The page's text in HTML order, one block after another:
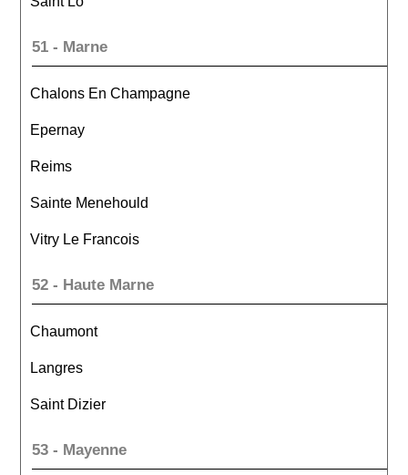
51 - Marne
Chalons En Champagne
Epernay
Reims
Sainte Menehould
Vitry Le Francois
52 - Haute Marne
Chaumont
Langres
Saint Dizier
53 - Mayenne